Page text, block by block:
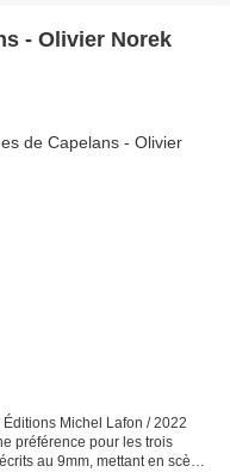
- Olivier Norek
Michel Lafon / 2022
préférence pour les trois
au 9mm, mettant en scène